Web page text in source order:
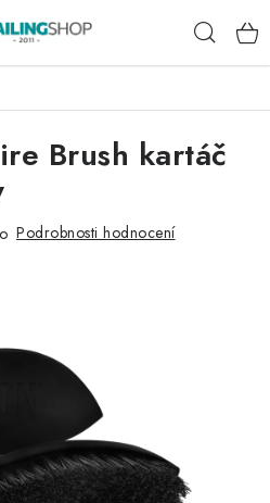
Brush kartáč
Podrobnosti hodnocení